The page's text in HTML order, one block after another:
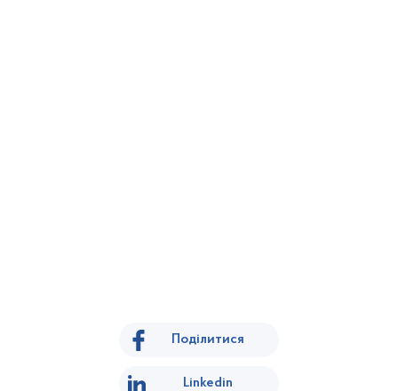
Поділитися
Linkedin